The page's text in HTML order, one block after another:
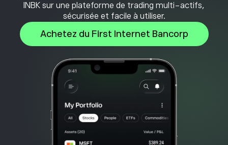
INBK sur une plateforme de trading multi-actifs,
sécurisée et facile à utiliser.
Achetez du First Internet Bancorp